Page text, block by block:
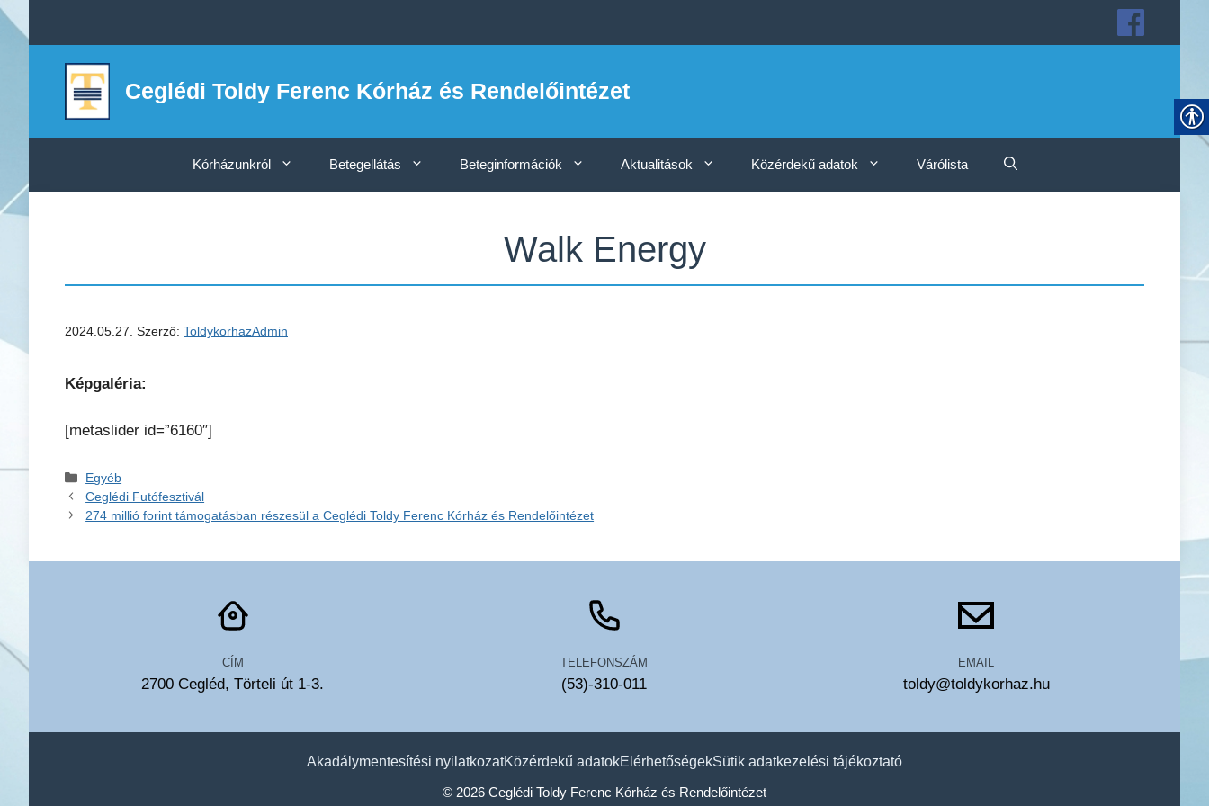
Kilépés
tartalomba
Ceglédi Toldy Ferenc Kórház és Rendelőintézet
Kórházunkról Betegellátás Beteginformációk Aktualitások Közérdekű adatok Várólista
Walk Energy
2024.05.27. Szerző: ToldykorhazAdmin
Képgaléria:
[metaslider id=”6160″]
Kategória
Egyéb
Ceglédi Futófesztivál
274 millió forint támogatásban részesül a Ceglédi Toldy Ferenc Kórház és Rendelőintézet
CÍM
2700 Cegléd, Törteli út 1-3.
TELEFONSZÁM
(53)-310-011
EMAIL
toldy@toldykorhaz.hu
Akadálymentesítési nyilatkozatKözérdekű adatokElérhetőségekSütik adatkezelési tájékoztató
© 2026 Ceglédi Toldy Ferenc Kórház és Rendelőintézet